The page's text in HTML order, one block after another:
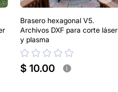
Brasero hexagonal V5.
Archivos DXF para corte láser
y plasma
$ 10.00 i